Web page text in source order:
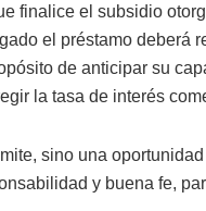
finalice el subsidio
el préstamo deberá
de anticipar su
la tasa de interés
sino una
y buena fe,